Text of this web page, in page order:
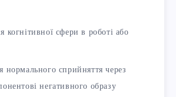
когнітивної сфери в роботі або
нормального сприйняття через
негативного образу